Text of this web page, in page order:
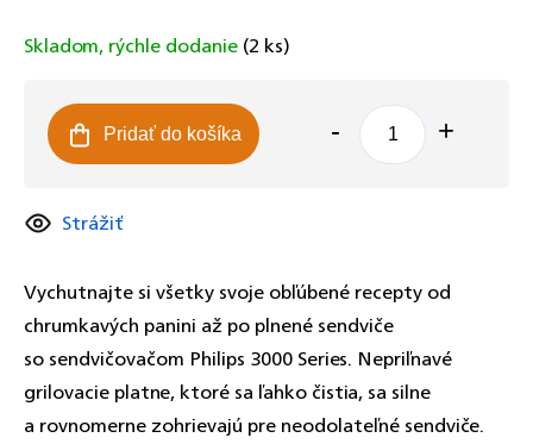
cena:
Skladom, rýchle dodanie(2 ks)
Pridať do košíka
Vychutnajte si všetky svoje obľúbené recepty od
chrumkavých panini až po plnené sendviče
so sendvičovačom Philips 3000 Series. Nepriľnavé
grilovacie platne, ktoré sa ľahko čistia, sa silne
a rovnomerne zohrievajú pre neodolateľné sendviče.
Strážiť